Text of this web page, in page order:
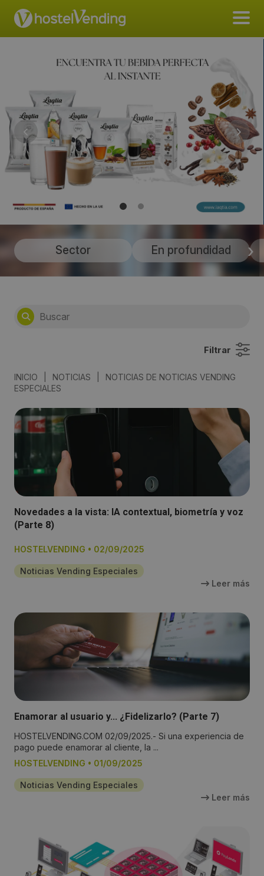
Sector En profundidad
Filtrar
INICIO NOTICIAS
NOTICIAS DE NOTICIAS VENDING
ESPECIALES
Novedades a la vista: IA contextual, biometría y voz
(Parte 8)
HOSTELVENDING • 02/09/2025
Noticias Vending Especiales
Leer más
Enamorar al usuario y... ¿Fidelizarlo? (Parte 7)
HOSTELVENDING.COM 02/09/2025.- Si una experiencia de
pago puede enamorar al cliente, la ...
HOSTELVENDING • 01/09/2025
Noticias Vending Especiales
Leer más